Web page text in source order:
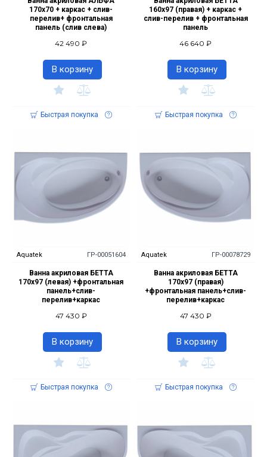
170х70 + каркас + слив-
перелив+ фронтальная
панель (слив слева)
42 490 ₽
В корзину
Быстрая покупка
160х97 (правая) + каркас +
слив-перелив + фронтальная
панель
46 640 ₽
В корзину
Быстрая покупка
Aquatek ГР-00051604
Ванна акриловая БЕТТА
170х97 (левая) +фронтальная
панель+слив-
перелив+каркас
47 430 ₽
В корзину
Быстрая покупка
Aquatek ГР-00078729
Ванна акриловая БЕТТА
170х97 (правая)
+фронтальная панель+слив-
перелив+каркас
47 430 ₽
В корзину
Быстрая покупка